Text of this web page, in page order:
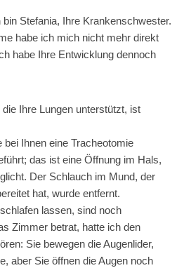
Stefania, Ihre Krankenschwester.
habe ich mich nicht mehr direkt
habe Ihre Entwicklung dennoch
Ihre Lungen unterstützt, ist
bei Ihnen eine Tracheotomie
das ist eine Öffnung im Hals,
Der Schlauch im Mund, der
hat, wurde entfernt.
lassen, sind noch
Zimmer betrat, hatte ich den
Sie bewegen die Augenlider,
aber Sie öffnen die Augen noch